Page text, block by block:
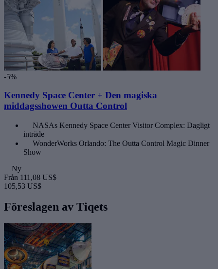
-5%
Kennedy Space Center + Den magiska
middagsshowen Outta Control
NASAs Kennedy Space Center Visitor Complex: Dagligt
inträde
WonderWorks Orlando: The Outta Control Magic Dinner
Show
Ny
Från 111,08 US$
105,53 US$
Föreslagen av Tiqets